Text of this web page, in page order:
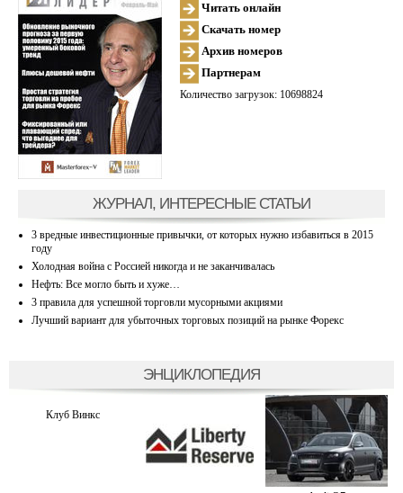
Читать онлайн
Скачать номер
Архив номеров
Партнерам
Количество загрузок: 10698824
ЖУРНАЛ, ИНТЕРЕСНЫЕ СТАТЬИ
3 вредные инвестиционные привычки, от которых нужно избавиться в 2015
году
Холодная война с Россией никогда и не заканчивалась
Нефть: Все могло быть и хуже…
3 правила для успешной торговли мусорными акциями
Лучший вариант для убыточных торговых позиций на рынке Форекс
ЭНЦИКЛОПЕДИЯ
Клуб Винкс